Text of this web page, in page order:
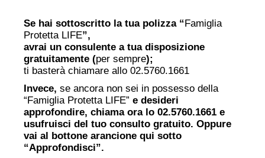
Se hai sottoscritto la tua polizza “Famiglia
Protetta LIFE”,
avrai un consulente a tua disposizione
gratuitamente (per sempre);
ti basterà chiamare allo 02.5760.1661
Invece, se ancora non sei in possesso della
“Famiglia Protetta LIFE” e desideri
approfondire, chiama ora lo 02.5760.1661 e
usufruisci del tuo consulto gratuito. Oppure
vai al bottone arancione qui sotto
“Approfondisci”.